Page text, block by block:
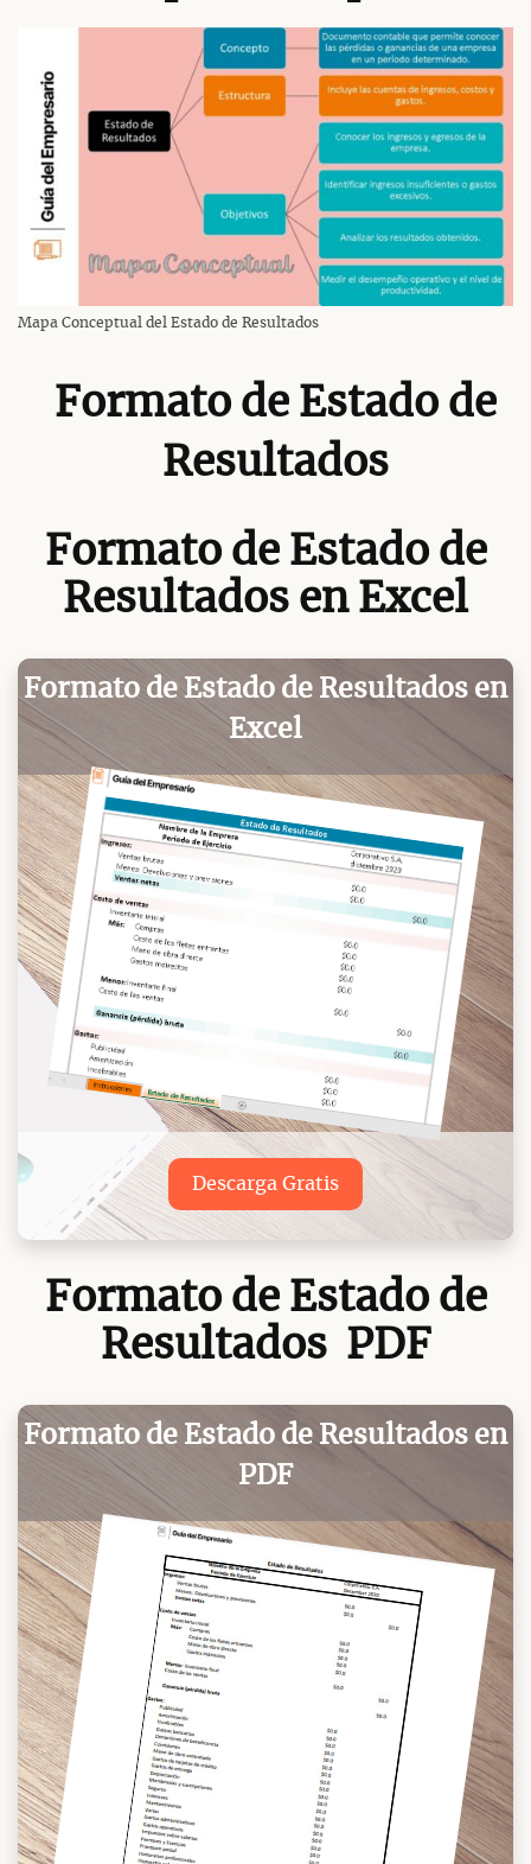
Mapa Conceptual del Estado de Resultados
Formato de Estado de
Resultados
Formato de Estado de
Resultados en Excel
Formato de Estado de Resultados en
Excel
Descarga Gratis
Formato de Estado de
Resultados PDF
Formato de Estado de Resultados en
PDF